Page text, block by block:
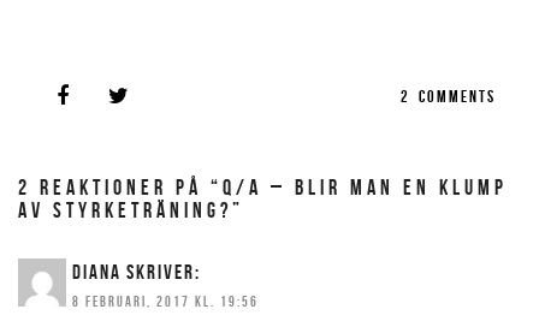
2 COMMENTS
2 REAKTIONER PÅ “Q/A – BLIR MAN EN KLUMP
AV STYRKETRÄNING?”
DIANA SKRIVER:
8 FEBRUARI, 2017 KL. 19:56